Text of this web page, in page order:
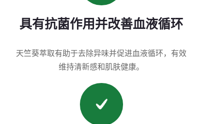
具有抗菌作用并改善血液循环
天竺葵萃取有助于去除异味并促进血液循环，有效
维持清新感和肌肤健康。